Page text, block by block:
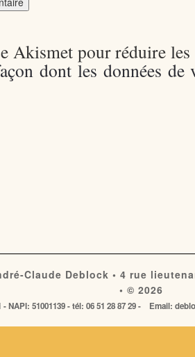
Akismet pour réduire
dont les données de
Claude Deblock • 4 rue
• © 2026
- NAPI: 51001139 - tél: 06 51 28 87 29 - Email: